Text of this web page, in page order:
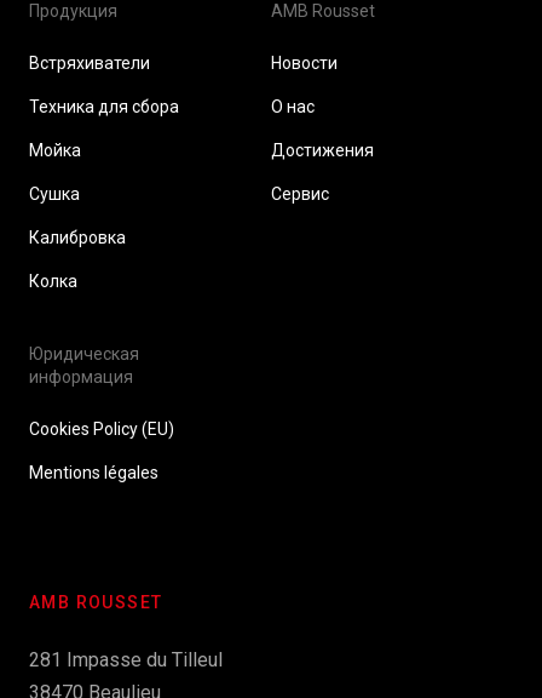
Продукция
Встряхиватели
Техника для сбора
Мойка
Сушка
Калибровка
Колка
AMB Rousset
Новости
О нас
Достижения
Сервис
Юридическая
информация
Cookies Policy (EU)
Mentions légales
AMB ROUSSET
281 Impasse du Tilleul
38470 Beaulieu